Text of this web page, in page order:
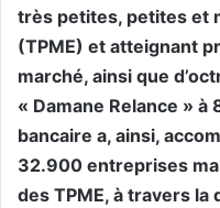
très petites, petites et
(TPME) et atteignant
marché, ainsi que
« Damane Relance » à
bancaire a, ainsi,
32.900 entreprises
des TPME, à travers la